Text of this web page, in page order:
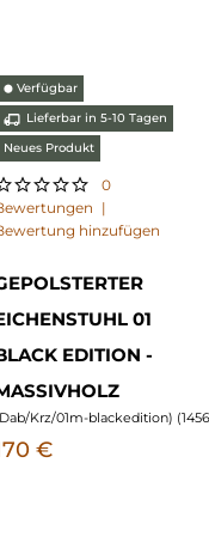
⬤Verfügbar
Lieferbar in 5-10 Tagen
Neues Produkt
0
|
hinzufügen
01
EDITION -
Dab/Krz/01m-blackedition) (
€